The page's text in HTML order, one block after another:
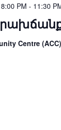
PM - 11:30
Centre